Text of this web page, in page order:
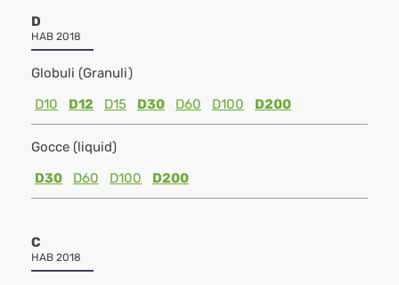
D
HAB 2018
Globuli (Granuli)
D10
D12 D15 D30 D60 D100 D200
Gocce (liquid)
D30
D60 D100 D200
C
HAB 2018